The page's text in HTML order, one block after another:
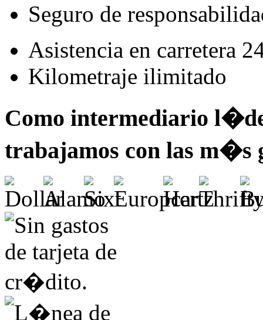
Seguro de
Asistencia en carretera
Kilometraje ilimitado
Como intermediario
trabajamos con las m�s